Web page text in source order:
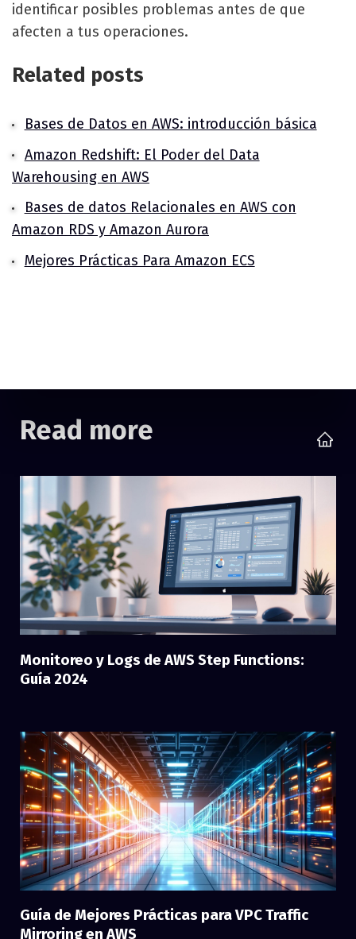
identificar posibles problemas antes de que
afecten a tus operaciones.
Related posts
Bases de Datos en AWS: introducción básica
Amazon Redshift: El Poder del Data
Warehousing en AWS
Bases de datos Relacionales en AWS con
Amazon RDS y Amazon Aurora
Mejores Prácticas Para Amazon ECS
Read more
Monitoreo y Logs de AWS Step Functions:
Guía 2024
Guía de Mejores Prácticas para VPC Traffic
Mirroring en AWS